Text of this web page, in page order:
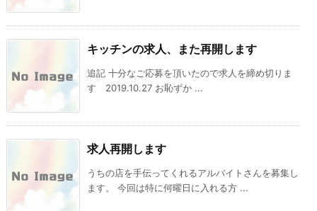
キッチンの求人、また再開します
追記 十分なご応募を頂いたので求人を締め切りま
す 2019.10.27 お恥ずか ...
求人再開します
うちの店を手伝ってくれるアルバイトさんを募集し
ます。 今回は特に何曜日に入れる方 ...